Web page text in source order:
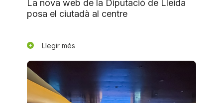
La nova web de la Diputació de Lleida
posa el ciutadà al centre
Llegir més